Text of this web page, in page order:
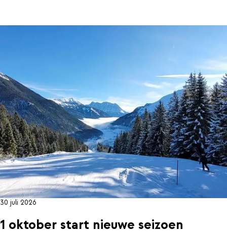
30 juli 2026
1 oktober start nieuwe seizoen